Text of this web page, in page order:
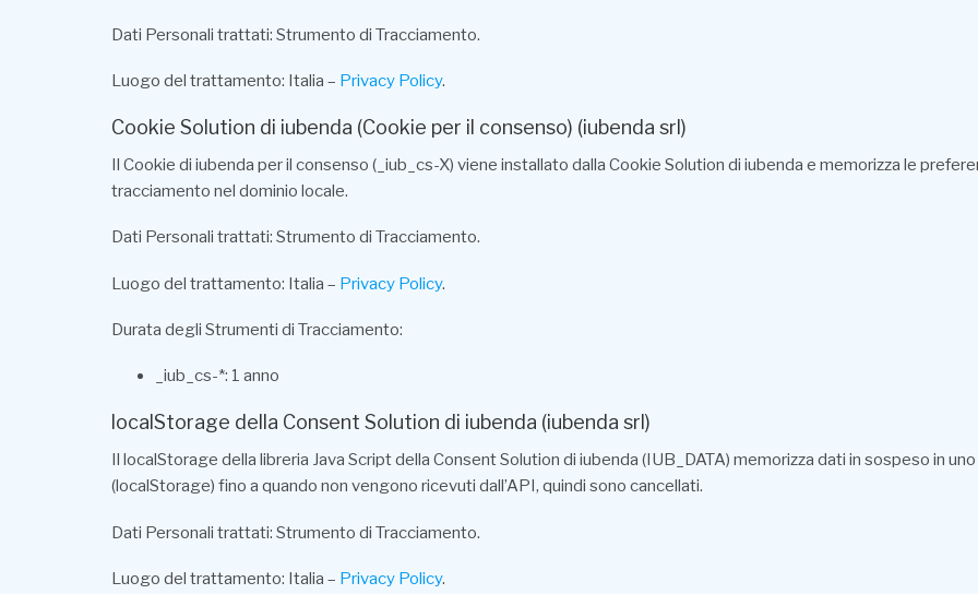
Dati Personali trattati: Strumento di Tracciamento.
Luogo del trattamento: Italia – Privacy Policy.
Cookie Solution di iubenda (Cookie per il consenso) (iubenda srl)
Il Cookie di iubenda per il consenso (_iub_cs-X) viene installato dalla Cookie Solution di iubenda e memorizza le
tracciamento nel dominio locale.
Dati Personali trattati: Strumento di Tracciamento.
Luogo del trattamento: Italia – Privacy Policy.
Durata degli Strumenti di Tracciamento:
_iub_cs-*: 1 anno
localStorage della Consent Solution di iubenda (iubenda srl)
Il localStorage della libreria Java Script della Consent Solution di iubenda (IUB_DATA) memorizza dati in sospeso in
(localStorage) fino a quando non vengono ricevuti dall’API, quindi sono cancellati.
Dati Personali trattati: Strumento di Tracciamento.
Luogo del trattamento: Italia – Privacy Policy.